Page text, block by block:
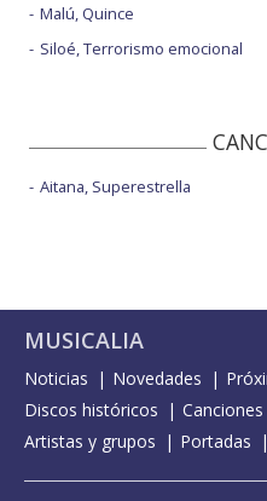
Malú, Quince
Siloé, Terrorismo emocional
Aitana, Superestrella
MUSICALIA
Noticias Novedades
Discos históricos
Canciones
Artistas y grupos
Portadas